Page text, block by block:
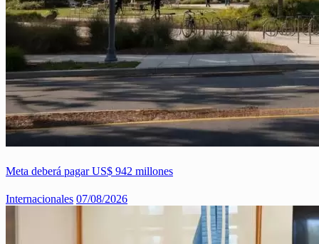
Meta deberá pagar US$ 942 millones
Internacionales 07/08/2026